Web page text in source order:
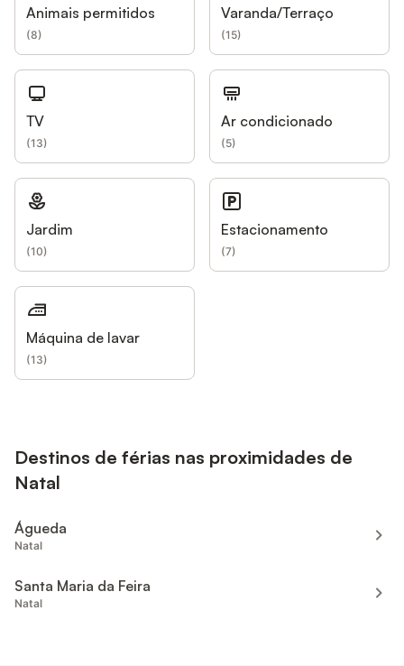
Animais permitidos
(8)
Varanda/Terraço
(15)
TV
(13)
Ar condicionado
(5)
Jardim
(10)
Estacionamento
(7)
Máquina de lavar
(13)
Destinos de férias nas proximidades de
Natal
Águeda
Natal
Santa Maria da Feira
Natal